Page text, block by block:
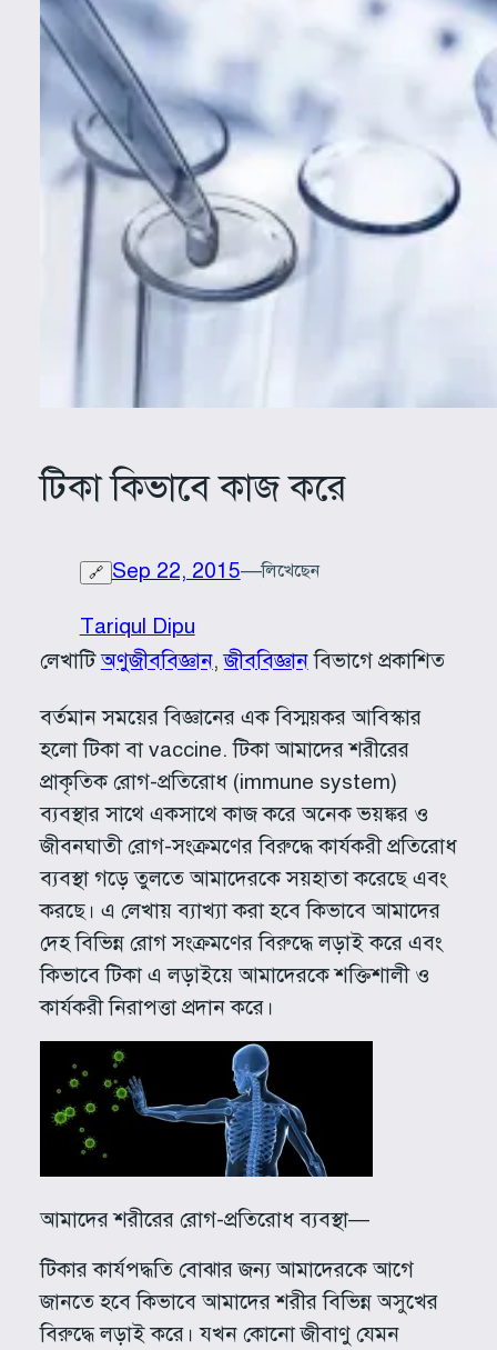
টিকা কিভাবে কাজ করে
🔗 Sep 22, 2015—লিখেছেন
Tariqul Dipu
লেখাটিঅণুজীববিজ্ঞান, জীববিজ্ঞানবিভাগে প্রকাশিত
বর্তমান সময়ের বিজ্ঞানের এক বিস্ময়কর আবিস্কার
হলো টিকা বা vaccine. টিকা আমাদের শরীরের
প্রাকৃতিক রোগ-প্রতিরোধ (immune system)
ব্যবস্থার সাথে একসাথে কাজ করে অনেক ভয়ঙ্কর ও
জীবনঘাতী রোগ-সংক্রমণের বিরুদ্ধে কার্যকরী প্রতিরোধ
ব্যবস্থা গড়ে তুলতে আমাদেরকে সয়হাতা করেছে এবং
করছে। এ লেখায় ব্যাখ্যা করা হবে কিভাবে আমাদের
দেহ বিভিন্ন রোগ সংক্রমণের বিরুদ্ধে লড়াই করে এবং
কিভাবে টিকা এ লড়াইয়ে আমাদেরকে শক্তিশালী ও
কার্যকরী নিরাপত্তা প্রদান করে।
আমাদের শরীরের রোগ-প্রতিরোধ ব্যবস্থা—
টিকার কার্যপদ্ধতি বোঝার জন্য আমাদেরকে আগে
জানতে হবে কিভাবে আমাদের শরীর বিভিন্ন অসুখের
বিরুদ্ধে লড়াই করে। যখন কোনো জীবাণু যেমন